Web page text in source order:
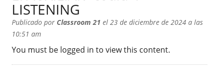
LISTENING
Publicado por Classroom 21 el 23 de diciembre de 2024 a las
10:51 am
You must be logged in to view this content.